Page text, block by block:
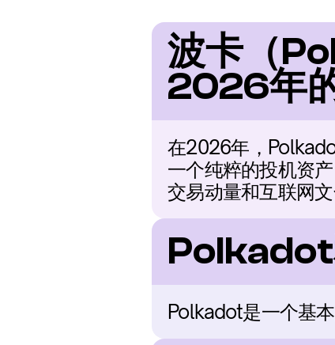
波卡（
2026年
在2026年，
一个纯粹的投机资
交易动量和互联网文
Polkadot
Polkadot是一个基